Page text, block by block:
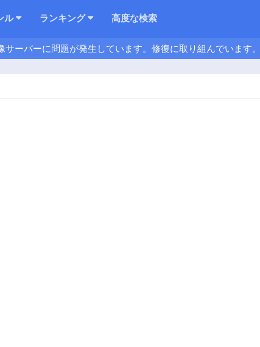
ル ランキング 高度な検索
サーバーに問題が発生しています。修復に取り組んでいます